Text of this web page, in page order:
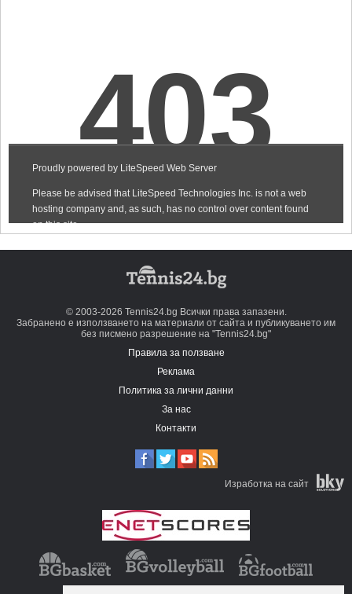
© 2003-2026 Tennis24.bg Всички права запазени.
Забранено е използването на материали от сайта и публикуването им
без писмено разрешение на "Tennis24.bg"
Правила за ползване
Реклама
Политика за лични данни
За нас
Контакти
Изработка на сайт